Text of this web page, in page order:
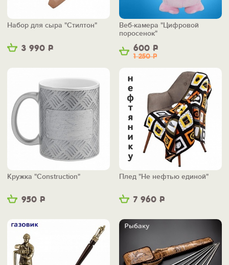
3 990 Р
Набор для сыра "Стилтон"
600 Р
1 250Р
Веб-камера "Цифровой
поросенок"
950 Р
Кружка "Construction"
7 960 Р
Плед "Не нефтью единой"